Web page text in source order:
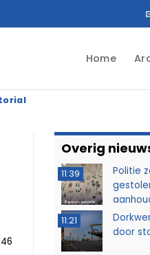
Home
Overig
11:39
Politie
11:21
door